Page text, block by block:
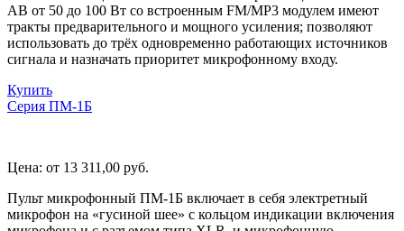
АВ от 50 до 100 Вт со встроенным FM/MP3 модулем имеют
тракты предварительного и мощного усиления; позволяют
использовать до трёх одновременно работающих источников
сигнала и назначать приоритет микрофонному входу.
Купить
Серия ПМ-1Б
Цена: от 13 311,00 руб.
Пульт микрофонный ПМ-1Б включает в себя электретный
микрофон на «гусиной шее» с кольцом индикации включения